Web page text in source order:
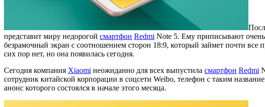
представит миру недорогой смартфон Redmi Note 5. Ему приписывают
безрамочный экран с соотношением сторон 18:9, который займет почти
сих пор нет, но она появилась сегодня.
Сегодня компания Xiaomi неожиданно для всех выпустила смартфон Redmi
сотрудник китайской корпорации в соцсети Weibo, телефон с таким
анонс которого состоялся в начале этого месяца.